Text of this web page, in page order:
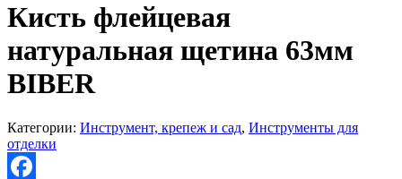
Кисть флейцевая
натуральная щетина 63мм
BIBER
Категории: Инструмент, крепеж и сад, Инструменты для
отделки